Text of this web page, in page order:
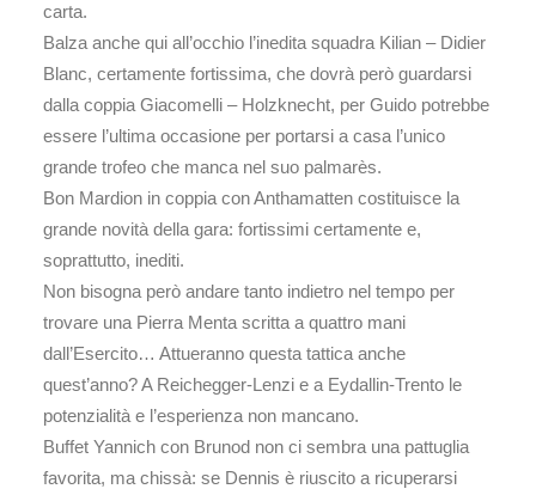
carta.
Balza anche qui all’occhio l’inedita squadra Kilian – Didier
Blanc, certamente fortissima, che dovrà però guardarsi
dalla coppia Giacomelli – Holzknecht, per Guido potrebbe
essere l’ultima occasione per portarsi a casa l’unico
grande trofeo che manca nel suo palmarès.
Bon Mardion in coppia con Anthamatten costituisce la
grande novità della gara: fortissimi certamente e,
soprattutto, inediti.
Non bisogna però andare tanto indietro nel tempo per
trovare una Pierra Menta scritta a quattro mani
dall’Esercito… Attueranno questa tattica anche
quest’anno? A Reichegger-Lenzi e a Eydallin-Trento le
potenzialità e l’esperienza non mancano.
Buffet Yannich con Brunod non ci sembra una pattuglia
favorita, ma chissà: se Dennis è riuscito a ricuperarsi